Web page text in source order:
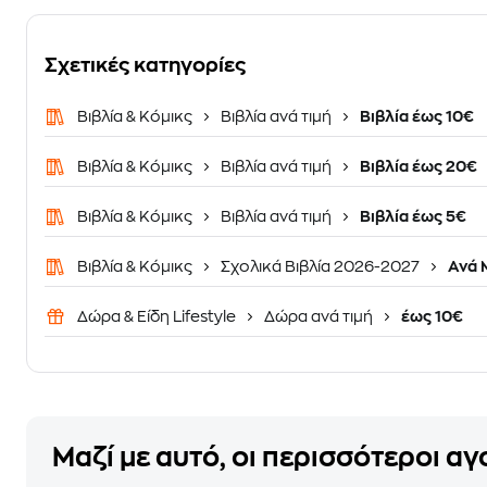
Σχετικές κατηγορίες
Βιβλία & Κόμικς Βιβλία ανά τιμή Βιβλία έως 10€
Βιβλία & Κόμικς Βιβλία ανά τιμή Βιβλία έως 20€
Βιβλία & Κόμικς Βιβλία ανά τιμή Βιβλία έως 5€
Βιβλία & Κόμικς Σχολικά Βιβλία 2026-2027 Ανά
Δώρα & Είδη Lifestyle Δώρα ανά τιμή έως 10€
Μαζί με αυτό, οι περισσότεροι